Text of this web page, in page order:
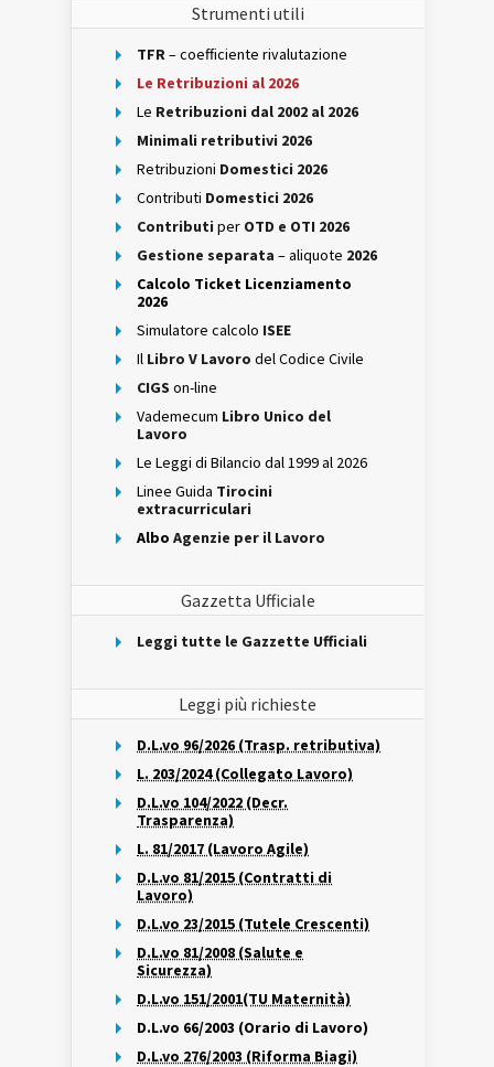
Strumenti utili
TFR – coefficiente rivalutazione
Le Retribuzioni al 2026
Le Retribuzioni dal 2002 al 2026
Minimali retributivi 2026
Retribuzioni Domestici 2026
Contributi Domestici 2026
Contributi per OTD e OTI 2026
Gestione separata – aliquote 2026
Calcolo Ticket Licenziamento
2026
Simulatore calcolo ISEE
Il Libro V Lavoro del Codice Civile
CIGS on-line
Vademecum Libro Unico del
Lavoro
Le Leggi di Bilancio dal 1999 al 2026
Linee Guida Tirocini
extracurriculari
Albo Agenzie per il Lavoro
Gazzetta Ufficiale
Leggi tutte le Gazzette Ufficiali
Leggi più richieste
D.L.vo 96/2026 (Trasp. retributiva)
L. 203/2024 (Collegato Lavoro)
D.L.vo 104/2022 (Decr.
Trasparenza)
L. 81/2017 (Lavoro Agile)
D.L.vo 81/2015 (Contratti di
Lavoro)
D.L.vo 23/2015 (Tutele Crescenti)
D.L.vo 81/2008 (Salute e
Sicurezza)
D.L.vo 151/2001(TU Maternità)
D.L.vo 66/2003 (Orario di Lavoro)
D.L.vo 276/2003 (Riforma Biagi)